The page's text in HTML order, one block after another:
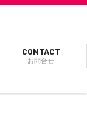
CONTACT
お問合せ